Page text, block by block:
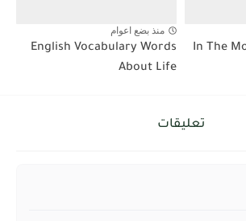
منذ بضع اعوام
English Vocabulary Words
About Life
تعليقات